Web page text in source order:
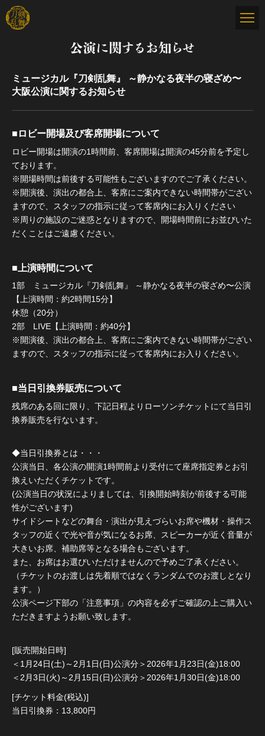
公演に関するお知らせ
ミュージカル『刀剣乱舞』 ～静かなる夜半の寝ざめ〜
大阪公演に関するお知らせ
■ロビー開場及び客席開場について
ロビー開場は開演の1時間前、客席開場は開演の45分前を予定し
ております。
※開場時間は前後する可能性もございますのでご了承ください。
※開演後、演出の都合上、客席にご案内できない時間帯がござい
ますので、スタッフの指示に従って客席内にお入りください
※周りの施設のご迷惑となりますので、開場時間前にお並びいた
だくことはご遠慮ください。
■上演時間について
1部 ミュージカル『刀剣乱舞』 ～静かなる夜半の寝ざめ〜公演
【上演時間：約2時間15分】
休憩（20分）
2部 LIVE【上演時間：約40分】
※開演後、演出の都合上、客席にご案内できない時間帯がござい
ますので、スタッフの指示に従って客席内にお入りください。
■当日引換券販売について
残席のある回に限り、下記日程よりローソンチケットにて当日引
換券販売を行ないます。
◆当日引換券とは・・・
公演当日、各公演の開演1時間前より受付にて座席指定券とお引
換えいただくチケットです。
(公演当日の状況によりましては、引換開始時刻が前後する可能
性がございます)
サイドシートなどの舞台・演出が見えづらいお席や機材・操作ス
タッフの近くで光や音が気になるお席、スピーカーが近く音量が
大きいお席、補助席等となる場合もございます。
また、お席はお選びいただけませんので予めご了承ください。
（チケットのお渡しは先着順ではなくランダムでのお渡しとなり
ます。）
公演ページ下部の「注意事項」の内容を必ずご確認の上ご購入い
ただきますようお願い致します。
[販売開始日時]
＜1月24日(土)～2月1日(日)公演分＞2026年1月23日(金)18:00
＜2月3日(火)～2月15日(日)公演分＞2026年1月30日(金)18:00
[チケット料金(税込)]
当日引換券：13,800円